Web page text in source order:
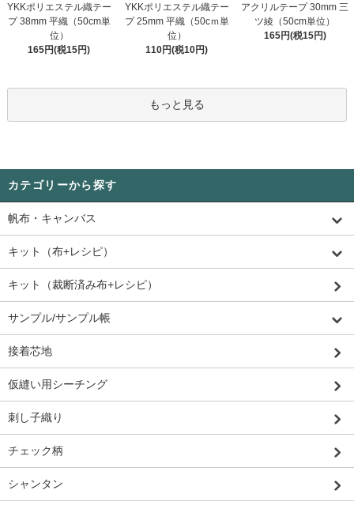
YKKポリエステル織テー
プ 38mm 平織（50cm単
位）
165円(税15円)
YKKポリエステル織テー
プ 25mm 平織（50cｍ単
位）
110円(税10円)
アクリルテープ 30mm 三
ツ綾（50cm単位）
165円(税15円)
もっと見る
カテゴリーから探す
帆布・キャンバス
キット（布+レシピ）
キット（裁断済み布+レシピ）
サンプル/サンプル帳
接着芯地
仮縫い用シーチング
刺し子織り
チェック柄
シャンタン